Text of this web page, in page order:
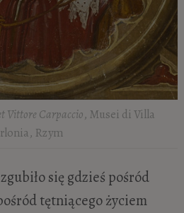
Vittore Carpaccio, Musei di Villa
Rzym
się gdzieś pośród
tętniącego życiem